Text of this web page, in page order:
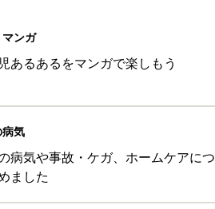
ンガ
あるあるをマンガで楽しもう
気
病気や事故・ケガ、ホームケアにつ
ました